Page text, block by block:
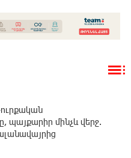
պայքարիր մինչև վերջ.